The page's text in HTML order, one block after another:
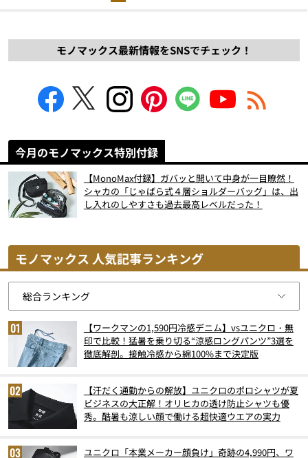
モノマックス最新情報をSNSでチェック！
今月のモノマックス特別付録
【MonoMax付録】ガバッと開いて中身が一目瞭然！
シャカの「じゃばら式４層ショルダーバッグ」は、出
し入れのしやすさも過去最高レベルだった！
モノマックス 人気記事ランキング
【ワークマンの1,590円冷感デニム】vsユニクロ・無
印で比較！猛暑を乗り切る“涼感ロングパンツ”3選を
徹底解剖。接触冷感から綿100%まで決定版
【汗だく通勤からの解放】ユニクロのポロシャツが夏
ビジネスの大正解！オリヒカの透け防止シャツも優
秀。酷暑も涼しい顔で働ける超快適ウエアの実力
ユニクロ「本業メーカー顔負け」奇跡の4,990円、ワ